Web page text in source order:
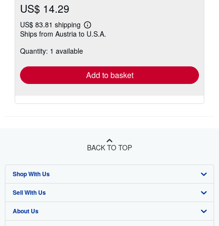
US$ 14.29
US$ 83.81 shipping
Learn
more
Ships from Austria to U.S.A.
Quantity: 1 available
Add to basket
BACK TO TOP
Shop With Us
Advanced Search
Browse Collections
Sell With Us
Start Selling
About Us